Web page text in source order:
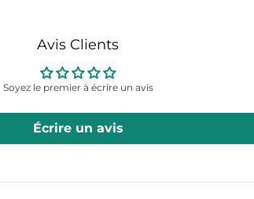
Avis Clients
Soyez le premier à écrire un avis
Écrire un avis